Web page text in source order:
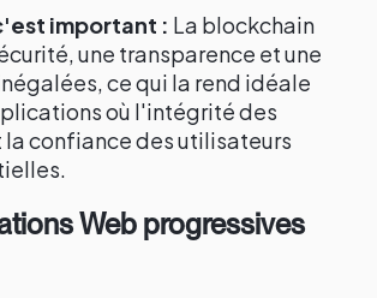
important : La blockchain
une transparence et une
ce qui la rend idéale
où l'intégrité des
la confiance des utilisateurs
Web progressives